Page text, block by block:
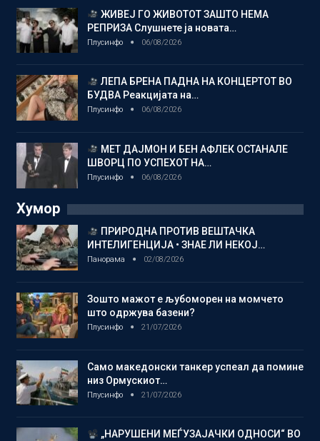
ЖИВЕЈ ГО ЖИВОТОТ ЗАШТО НЕМА
РЕПРИЗА Слушнете ја новата…
Плусинфо 06/08/2026
ЛЕПА БРЕНА ПАДНА НА КОНЦЕРТОТ ВО
БУДВА Реакцијата на…
Плусинфо 06/08/2026
МЕТ ДАЈМОН И БЕН АФЛЕК ОСТАНАЛЕ
ШВОРЦ ПО УСПЕХОТ НА…
Плусинфо 06/08/2026
Хумор
ПРИРОДНА ПРОТИВ ВЕШТАЧКА
ИНТЕЛИГЕНЦИЈА • ЗНАЕ ЛИ НЕКОЈ…
Панорама 02/08/2026
Зошто мажот е љубоморен на момчето
што одржува базени?
Плусинфо 21/07/2026
Само македонски танкер успеал да помине
низ Ормускиот…
Плусинфо 21/07/2026
„НАРУШЕНИ МЕЃУЗАЈАЧКИ ОДНОСИ“ ВО